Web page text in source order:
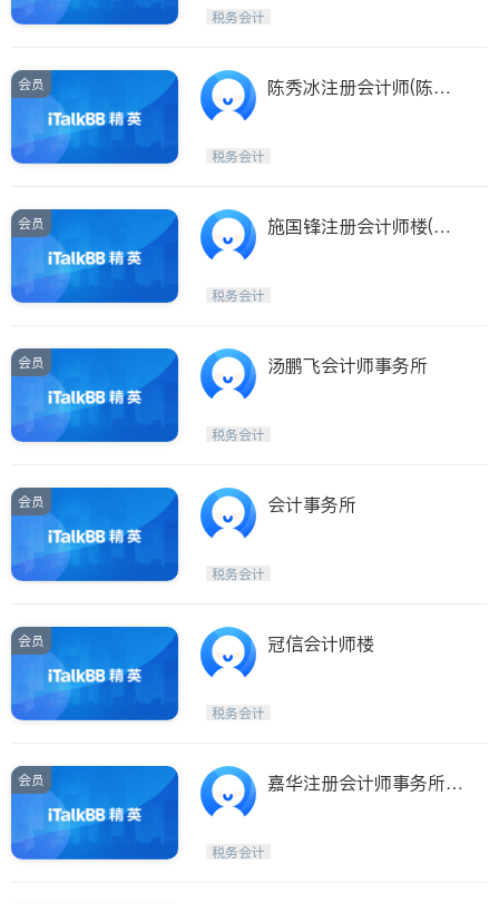
税务会计
会员
陈秀冰注册会计师(陈秀
税务会计
会员
施国锋注册会计师楼(施
税务会计
会员 汤鹏飞会计师事务所
税务会计
会员 会计事务所
税务会计
会员 冠信会计师楼
税务会计
会员
嘉华注册会计师事务所
税务会计